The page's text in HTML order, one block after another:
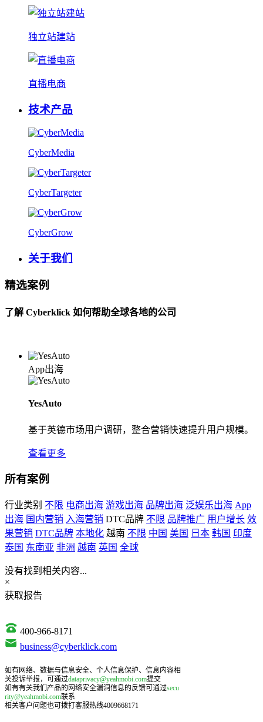
独立站建站
直播电商
技术产品
CyberMedia
CyberTargeter
CyberGrow
关于我们
精选案例
了解 Cyberklick 如何帮助全球各地的公司
App出海
YesAuto
基于英德市场用户调研，整合营销快速提升用户规模。
查看更多
所有案例
行业类别 不限 电商出海 游戏出海 品牌出海 泛娱乐出海 App
出海 国内营销 入海营销 DTC品牌 不限 品牌推广 用户增长 效
果营销 DTC品牌 本地化 越南 不限 中国 美国 日本 韩国 印度
泰国 东南亚 非洲 越南 英国 全球
没有找到相关内容...
×
获取报告
400-966-8171
business@cyberklick.com
如有网络、数据与信息安全、个人信息保护、信息内容相
关投诉举报，可通过dataprivacy@yeahmobi.com提交
如有有关我们产品的网络安全漏洞信息的反馈可通过secu
rity@yeahmobi.com联系
相关客户问题也可拨打客服热线4009668171